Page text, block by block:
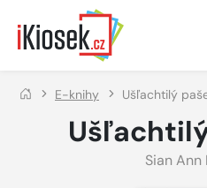
Přejít na hlavní obsah
E-knihy Ušľachtilý
Sian Ann